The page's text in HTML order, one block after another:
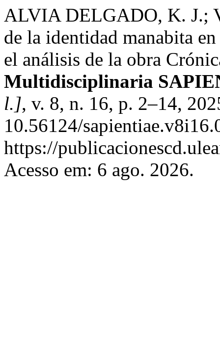
ALVIA DELGADO, K. J.;
de la identidad manabita
el análisis de la obra
Multidisciplinaria
l.], v. 8, n. 16, p. 2–14,
10.56124/
https://
Acesso em: 6 ago. 2026.